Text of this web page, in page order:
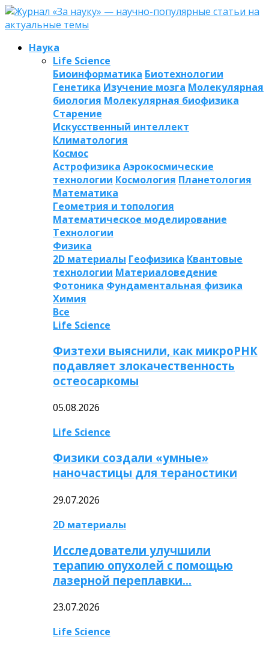
Наука
Life Science
Биоинформатика Биотехнологии
Генетика Изучение мозга Молекулярная
биология Молекулярная биофизика
Старение
Искусственный интеллект
Климатология
Космос
Астрофизика Аэрокосмические
технологии Космология Планетология
Математика
Геометрия и топология
Математическое моделирование
Технологии
Физика
2D материалы Геофизика Квантовые
технологии Материаловедение
Фотоника Фундаментальная физика
Химия
Все
Life Science
Физтехи выяснили, как микроРНК
подавляет злокачественность
остеосаркомы
05.08.2026
Life Science
Физики создали «умные»
наночастицы для тераностики
29.07.2026
2D материалы
Исследователи улучшили
терапию опухолей с помощью
лазерной переплавки…
23.07.2026
Life Science